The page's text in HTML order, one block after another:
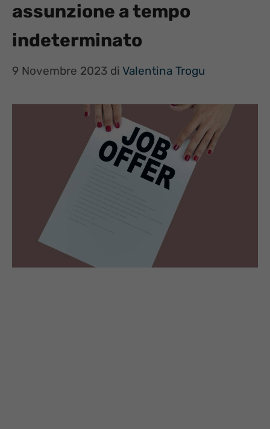
assunzione a tempo
indeterminato
9 Novembre 2023 di Valentina Trogu